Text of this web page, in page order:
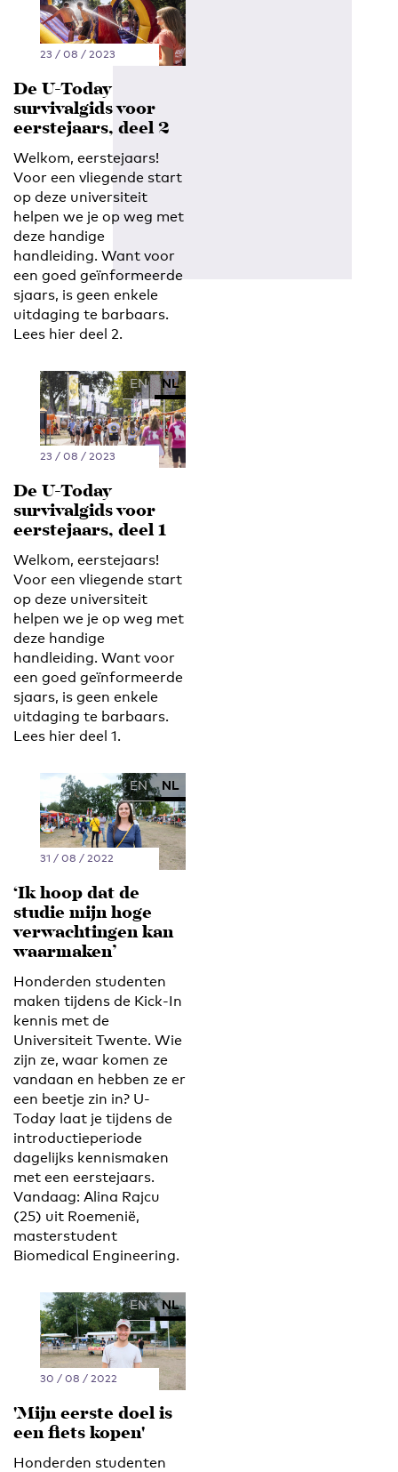
23 / 08 / 2023
De U-Today
survivalgids voor
eerstejaars, deel 2
Welkom, eerstejaars!
Voor een vliegende start
op deze universiteit
helpen we je op weg met
deze handige
handleiding. Want voor
een goed geïnformeerde
sjaars, is geen enkele
uitdaging te barbaars.
Lees hier deel 2.
EN NL
23 / 08 / 2023
De U-Today
survivalgids voor
eerstejaars, deel 1
Welkom, eerstejaars!
Voor een vliegende start
op deze universiteit
helpen we je op weg met
deze handige
handleiding. Want voor
een goed geïnformeerde
sjaars, is geen enkele
uitdaging te barbaars.
Lees hier deel 1.
EN NL
31 / 08 / 2022
‘Ik hoop dat de
studie mijn hoge
verwachtingen kan
waarmaken’
Honderden studenten
maken tijdens de Kick-In
kennis met de
Universiteit Twente. Wie
zijn ze, waar komen ze
vandaan en hebben ze er
een beetje zin in? U-
Today laat je tijdens de
introductieperiode
dagelijks kennismaken
met een eerstejaars.
Vandaag: Alina Rajcu
(25) uit Roemenië,
masterstudent
Biomedical Engineering.
EN NL
30 / 08 / 2022
'Mijn eerste doel is
een fiets kopen'
Honderden studenten